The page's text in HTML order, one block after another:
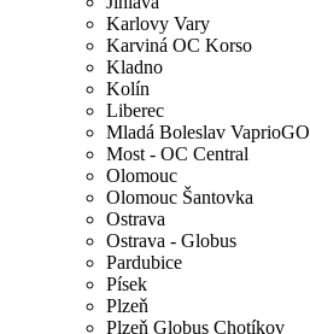
Karlovy Vary
Karviná OC Korso
Kladno
Kolín
Liberec
Mladá Boleslav VaprioGO
Most - OC Central
Olomouc
Olomouc Šantovka
Ostrava
Ostrava - Globus
Pardubice
Písek
Plzeň
Plzeň Globus Chotíkov